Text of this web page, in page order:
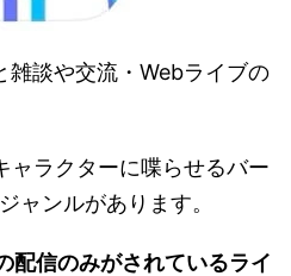
雑談や交流・Webライブの
ャラクターに喋らせるバー
ャンルがあります。
信のみがされているライ